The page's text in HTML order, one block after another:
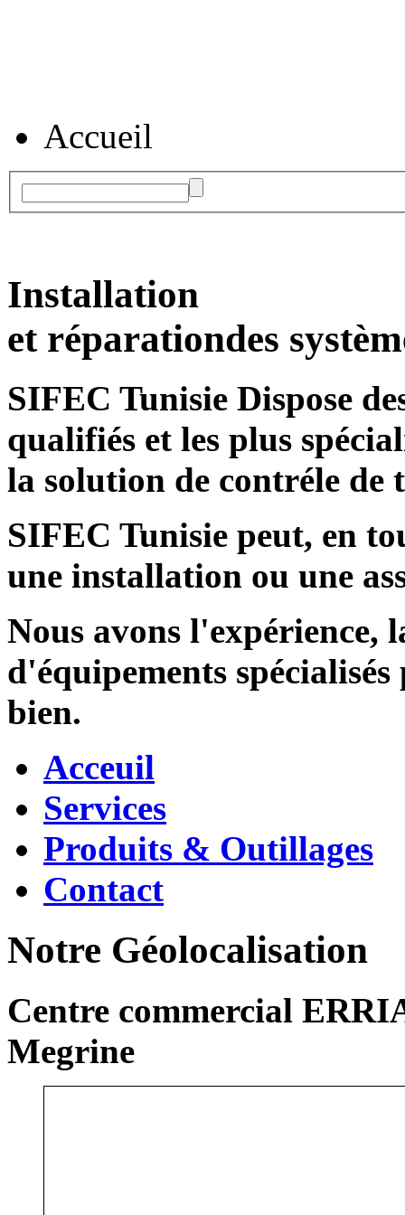
Accueil
Installation
et réparationdes
SIFEC Tunisie Dispose
qualifiés et les plus
la solution de contréle de
SIFEC Tunisie peut, en
une installation ou une
Nous avons l'expérience,
d'équipements
bien.
Acceuil
Services
Produits & Outillages
Contact
Notre Géolocalisation
Centre commercial
Megrine